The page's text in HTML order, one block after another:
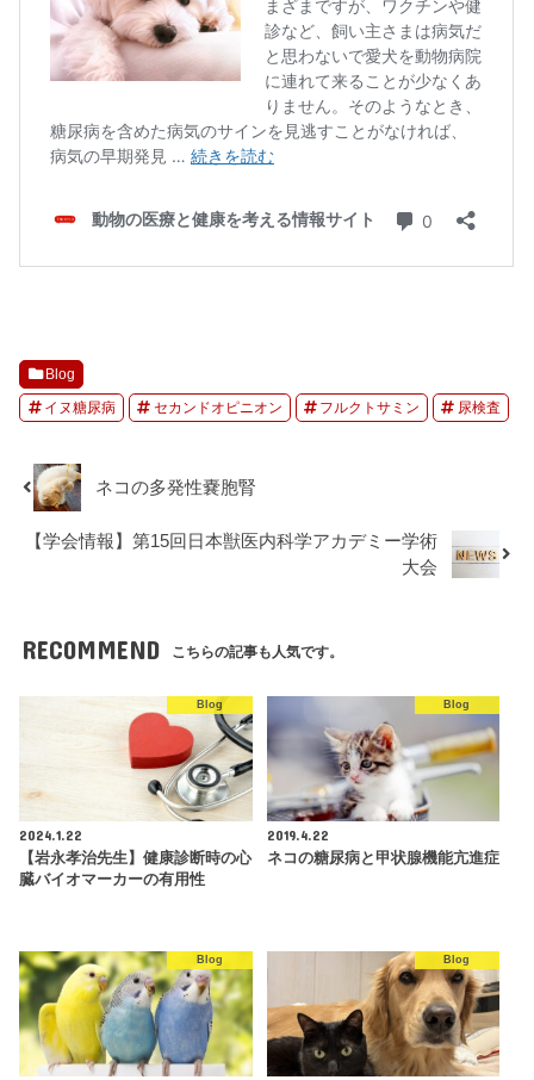
Blog
イヌ糖尿病 セカンドオピニオン フルクトサミン 尿検査
ネコの多発性嚢胞腎
【学会情報】第15回日本獣医内科学アカデミー学術
大会
RECOMMEND こちらの記事も人気です。
Blog
2024.1.22
【岩永孝治先生】健康診断時の心
臓バイオマーカーの有用性
Blog
2019.4.22
ネコの糖尿病と甲状腺機能亢進症
Blog Blog